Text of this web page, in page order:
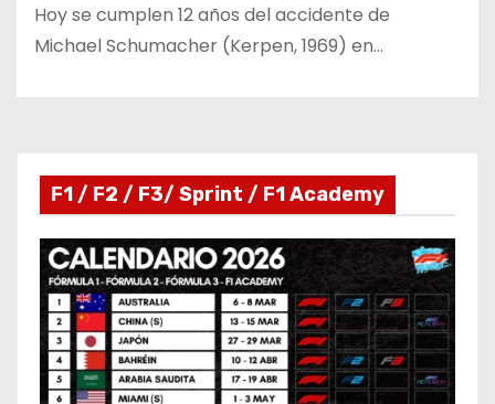
Hoy se cumplen 12 años del accidente de
Michael Schumacher (Kerpen, 1969) en…
F1 / F2 / F3/ Sprint / F1 Academy